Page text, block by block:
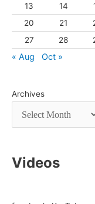
13 14
20 21
27 28
« Aug Oct »
Archives
Videos